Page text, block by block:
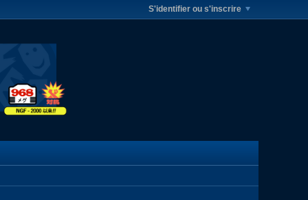
S'identifier ou s'inscrire